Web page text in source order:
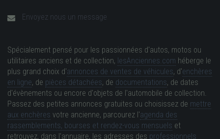
Envoyez nous un message
Spécialement pensé pour les passionnées d'autos, motos ou
utilitaires anciens et de collection, lesAnciennes.com héberge le
plus grand choix d'annonces de ventes de véhicules, d'enchères
en ligne, de pièces détachées, de documentations, de dates
d'évènements ou encore d'objets de l'automobile de collection.
Passez des petites annonces gratuites ou choisissez de mettre
aux enchères votre ancienne, parcourez l'agenda des
rassemblements, bourses et rendez-vous mensuels et
retrouvez, dans l'annuaire, les adresses des professionnels